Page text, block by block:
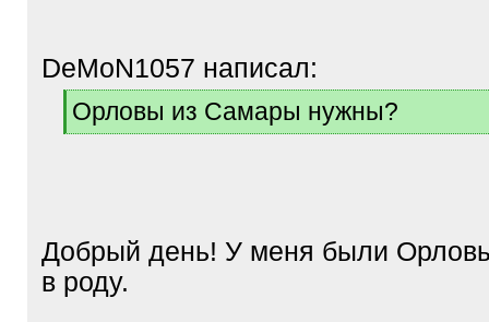
DeMoN1057 написал:
[
q
Орловы из Самары нужны?
[
Добрый день! У меня были
в роду.